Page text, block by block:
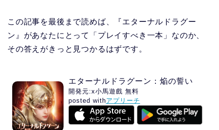
この記事を最後まで読めば、『エターナルドラグー
ン』があなたにとって「プレイすべき一本」なのか、
その答えがきっと見つかるはずです。
エターナルドラグーン：焔の誓い
開発元:x小馬遊戲 無料
posted withアプリーチ